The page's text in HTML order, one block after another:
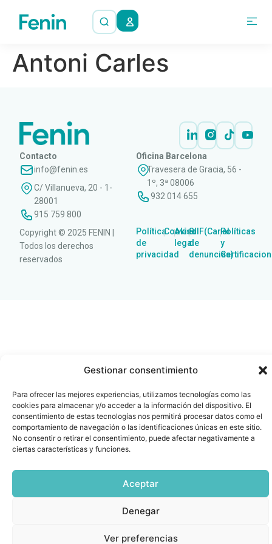
Gestionar consentimiento
Para ofrecer las mejores experiencias, utilizamos tecnologías como las
cookies para almacenar y/o acceder a la información del dispositivo. El
consentimiento de estas tecnologías nos permitirá procesar datos como el
comportamiento de navegación o las identificaciones únicas en este sitio.
No consentir o retirar el consentimiento, puede afectar negativamente a
ciertas características y funciones.
Aceptar
Denegar
Ver preferencias
Antoni Carles
Contacto
info@fenin.es
C/ Villanueva, 20 - 1-
28001
915 759 800
Oficina Barcelona
Travesera de Gracia, 56 -
1º, 3ª 08006
932 014 655
Copyright © 2025 FENIN |
Todos los derechos
reservados
Política
de
privacidad
|Cookies
|Aviso
legal
|SIIF(Canal
de
denuncias)
|Políticas
y